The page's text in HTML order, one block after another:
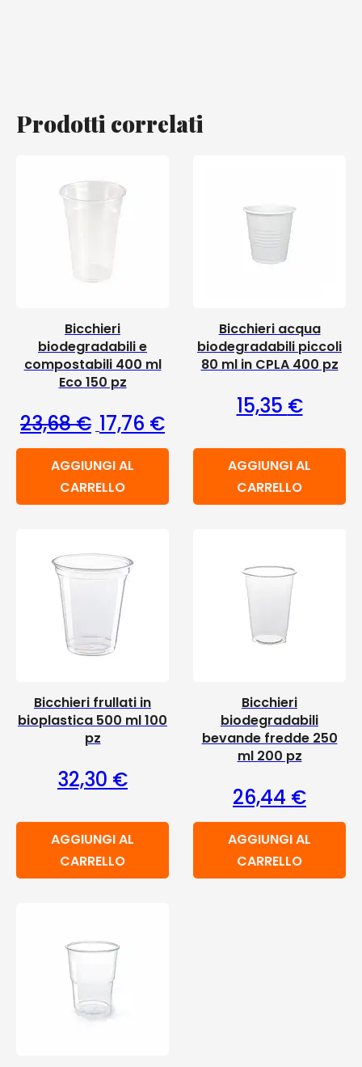
Prodotti correlati
Bicchieri
biodegradabili e
compostabili 400 ml
Eco 150 pz
23,68€ Il prezzo originale era: 23,68 €.
17,76 €Il prezzo attuale è: 17,76
AGGIUNGI AL
CARRELLO
Bicchieri acqua
biodegradabili piccoli
80 ml in CPLA 400 pz
15,35 €
AGGIUNGI AL
CARRELLO
Bicchieri frullati in
bioplastica 500 ml 100
pz
32,30 €
AGGIUNGI AL
CARRELLO
Bicchieri
biodegradabili
bevande fredde 250
ml 200 pz
26,44 €
AGGIUNGI AL
CARRELLO